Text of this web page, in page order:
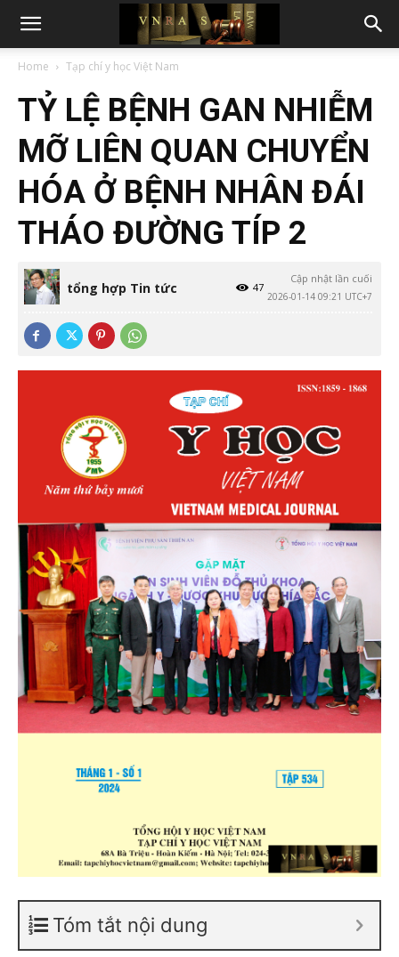
Home Tạp chí y học Việt Nam
TỶ LỆ BỆNH GAN NHIỄM
MỠ LIÊN QUAN CHUYỂN
HÓA Ở BỆNH NHÂN ĐÁI
THÁO ĐƯỜNG TÍP 2
tổng hợp Tin tức
Cập nhật lần cuối
2026-01-14 09:21 UTC+7
47
Tóm tắt nội dung